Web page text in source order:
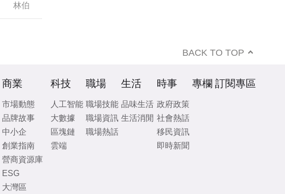
林伯
BACK TO TOP
商業
市場動態
品牌故事
中小企
創業指南
營商資源庫
ESG
大灣區
科技
人工智能
大數據
區塊鏈
雲端
職場
職場技能
職場資訊
職場熱話
生活
品味生活
生活消閒
時事
政府政策
社會熱話
移民資訊
即時新聞
專欄 訂閱專區